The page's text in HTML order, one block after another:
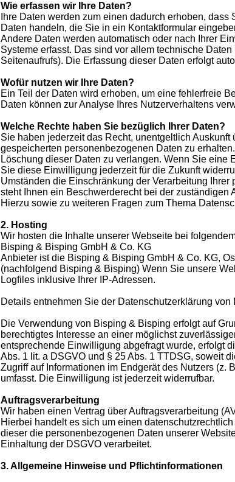
Wie erfassen wir Ihre Daten?
Ihre Daten werden zum einen dadurch erhoben,
Daten handeln, die Sie in ein Kontaktformular
Andere Daten werden automatisch oder nach Ihrer
Systeme erfasst. Das sind vor allem technische
Seitenaufrufs). Die Erfassung dieser Daten erfolgt
Wofür nutzen wir Ihre Daten?
Ein Teil der Daten wird erhoben, um eine fehlerfreie
Daten können zur Analyse Ihres Nutzerverhaltens
Welche Rechte haben Sie bezüglich Ihrer Daten?
Sie haben jederzeit das Recht, unentgeltlich
gespeicherten personenbezogenen Daten zu
Löschung dieser Daten zu verlangen. Wenn Sie
Sie diese Einwilligung jederzeit für die Zukunft
Umständen die Einschränkung der Verarbeitung
steht Ihnen ein Beschwerderecht bei der zuständigen
Hierzu sowie zu weiteren Fragen zum Thema
2. Hosting
Wir hosten die Inhalte unserer Webseite bei
Bisping & Bisping GmbH & Co. KG
Anbieter ist die Bisping & Bisping GmbH & Co. KG,
(nachfolgend Bisping & Bisping) Wenn Sie unsere
Logfiles inklusive Ihrer IP-Adressen.
Details entnehmen Sie der Datenschutzerklärung von
Die Verwendung von Bisping & Bisping erfolgt auf
berechtigtes Interesse an einer möglichst
entsprechende Einwilligung abgefragt wurde, erfolgt
Abs. 1 lit. a DSGVO und § 25 Abs. 1 TTDSG, soweit
Zugriff auf Informationen im Endgerät des Nutzers (z.
umfasst. Die Einwilligung ist jederzeit widerrufbar.
Auftragsverarbeitung
Wir haben einen Vertrag über Auftragsverarbeitung
Hierbei handelt es sich um einen
dieser die personenbezogenen Daten unserer
Einhaltung der DSGVO verarbeitet.
3. Allgemeine Hinweise und Pflichtinformationen